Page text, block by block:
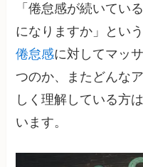
「倦怠感が続いてい
になりますか」とい
倦怠感に対してマッ
つのか、またどんな
しく理解している方
います。